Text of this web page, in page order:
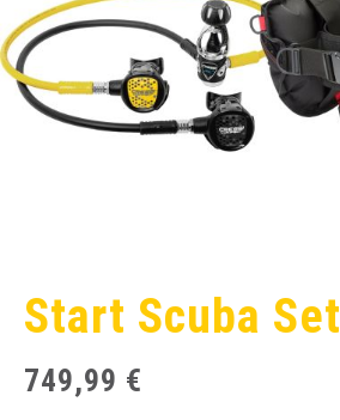
Start Scuba Set
749,99 €